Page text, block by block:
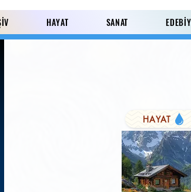
HAYAT SANAT
HAYAT